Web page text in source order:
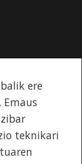
ere
teknikari